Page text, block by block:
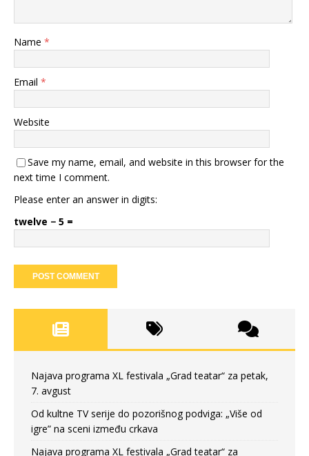
Name *
Email *
Website
Save my name, email, and website in this browser for the
next time I comment.
Please enter an answer in digits:
twelve − 5 =
Najava programa XL festivala „Grad teatar“ za petak,
7. avgust
Od kultne TV serije do pozorišnog podviga: „Više od
igre” na sceni između crkava
Najava programa XL festivala „Grad teatar“ za